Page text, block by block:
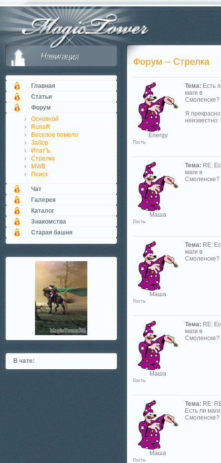
Главная
Статьи
Форум
Основной
RunaR
Веселое помело
Забор
ИпатЪ
Стрелка
MWB
Поиск
Чат
Галерея
Каталог
Знакомства
Старая башня
В чате:
Форум -- Стрелка
Energy
Гость
Тема: Есть
маги в
Смоленске?
Я
Маша
Гость
Тема: RE:
маги в
Смоленске?
Маша
Гость
Тема: RE:
маги в
Смоленске?
Маша
Гость
Тема: RE:
маги в
Смоленске?
Маша
Гость
Тема: RE:
Есть ли
Смоленске?